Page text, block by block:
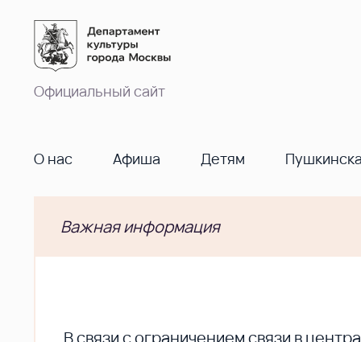
Официальный сайт
О нас Афиша Детям
Важная информация
В cвязи с ограничением связи в